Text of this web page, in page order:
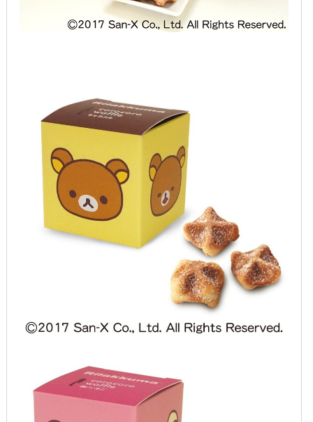
2020年2月
2019年11月
2019年10月
2019年9月
2019年8月
2019年7月
2019年6月
2019年5月
2019年4月
2019年2月
2019年1月